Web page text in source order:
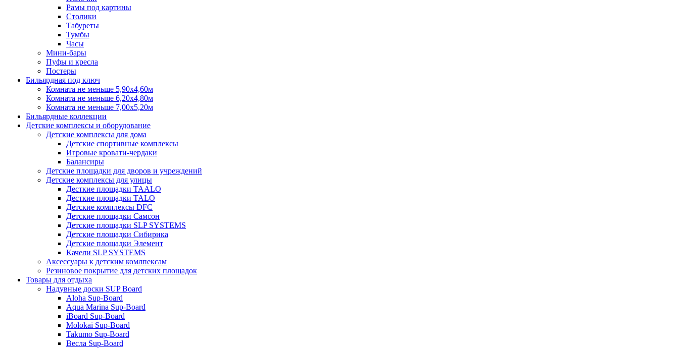
Рамы под картины
Столики
Табуреты
Тумбы
Часы
Мини-бары
Пуфы и кресла
Постеры
Бильярдная под ключ
Комната не меньше 5,90х4,60м
Комната не меньше 6,20х4,80м
Комната не меньше 7,00х5,20м
Бильярдные коллекции
Детские комплексы и оборудование
Детские комплексы для дома
Детские спортивные комплексы
Игровые кровати-чердаки
Балансиры
Детские площадки для дворов и учреждений
Детские комплексы для улицы
Десткие площадки TAALO
Десткие площадки TALO
Детские комплексы DFC
Детские площадки Самсон
Детские площадки SLP SYSTEMS
Детские площадки Сибирика
Детские площадки Элемент
Качели SLP SYSTEMS
Аксессуары к детским комлпексам
Резиновое покрытие для детских площадок
Товары для отдыха
Надувные доски SUP Board
Aloha Sup-Board
Aqua Marina Sup-Board
iBoard Sup-Board
Molokai Sup-Board
Takumo Sup-Board
Весла Sup-Board